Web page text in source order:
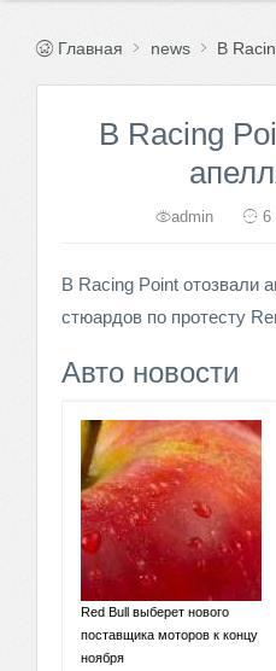
Главная news В
В Racing
admin 6
В Racing Point отозвали
стюардов по протесту
Авто новости
Red Bull выберет нового
поставщика моторов к концу
ноября